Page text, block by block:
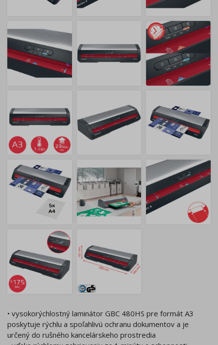
• vysokorýchlostný laminátor GBC 480HS pre formát A3
poskytuje rýchlu a spoľahlivú ochranu dokumentov a je
určený do rušného kancelárskeho prostredia